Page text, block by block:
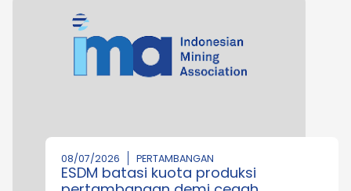
08/07/2026 PERTAMBANGAN
ESDM batasi kuota produksi